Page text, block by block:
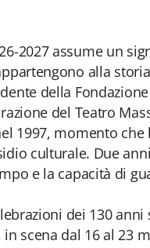
2027 assume un
alla
della
del Teatro
1997, momento
culturale. Due
e la capacità di
dei 130
in scena dal 16 al 23